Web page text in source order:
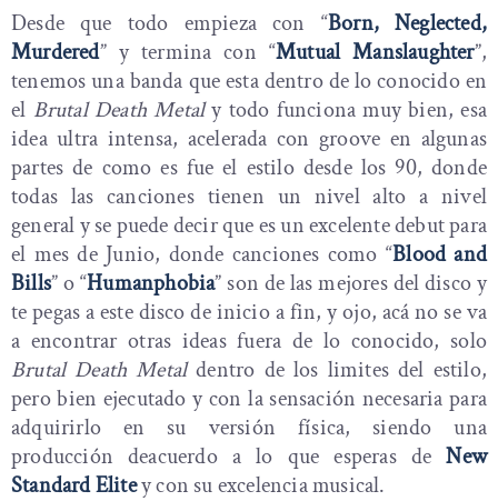
Desde que todo empieza con “Born, Neglected,
Murdered” y termina con “Mutual Manslaughter”,
tenemos una banda que esta dentro de lo conocido en
el Brutal Death Metaly todo funciona muy bien, esa
idea ultra intensa, acelerada con groove en algunas
partes de como es fue el estilo desde los 90, donde
todas las canciones tienen un nivel alto a nivel
general y se puede decir que es un excelente debut para
el mes de Junio, donde canciones como “Blood and
Bills” o “Humanphobia” son de las mejores del disco y
te pegas a este disco de inicio a fin, y ojo, acá no se va
a encontrar otras ideas fuera de lo conocido, solo
Brutal Death Metaldentro de los limites del estilo,
pero bien ejecutado y con la sensación necesaria para
adquirirlo en su versión física, siendo una
producción deacuerdo a lo que esperas deNew
Standard Elitey con su excelencia musical.